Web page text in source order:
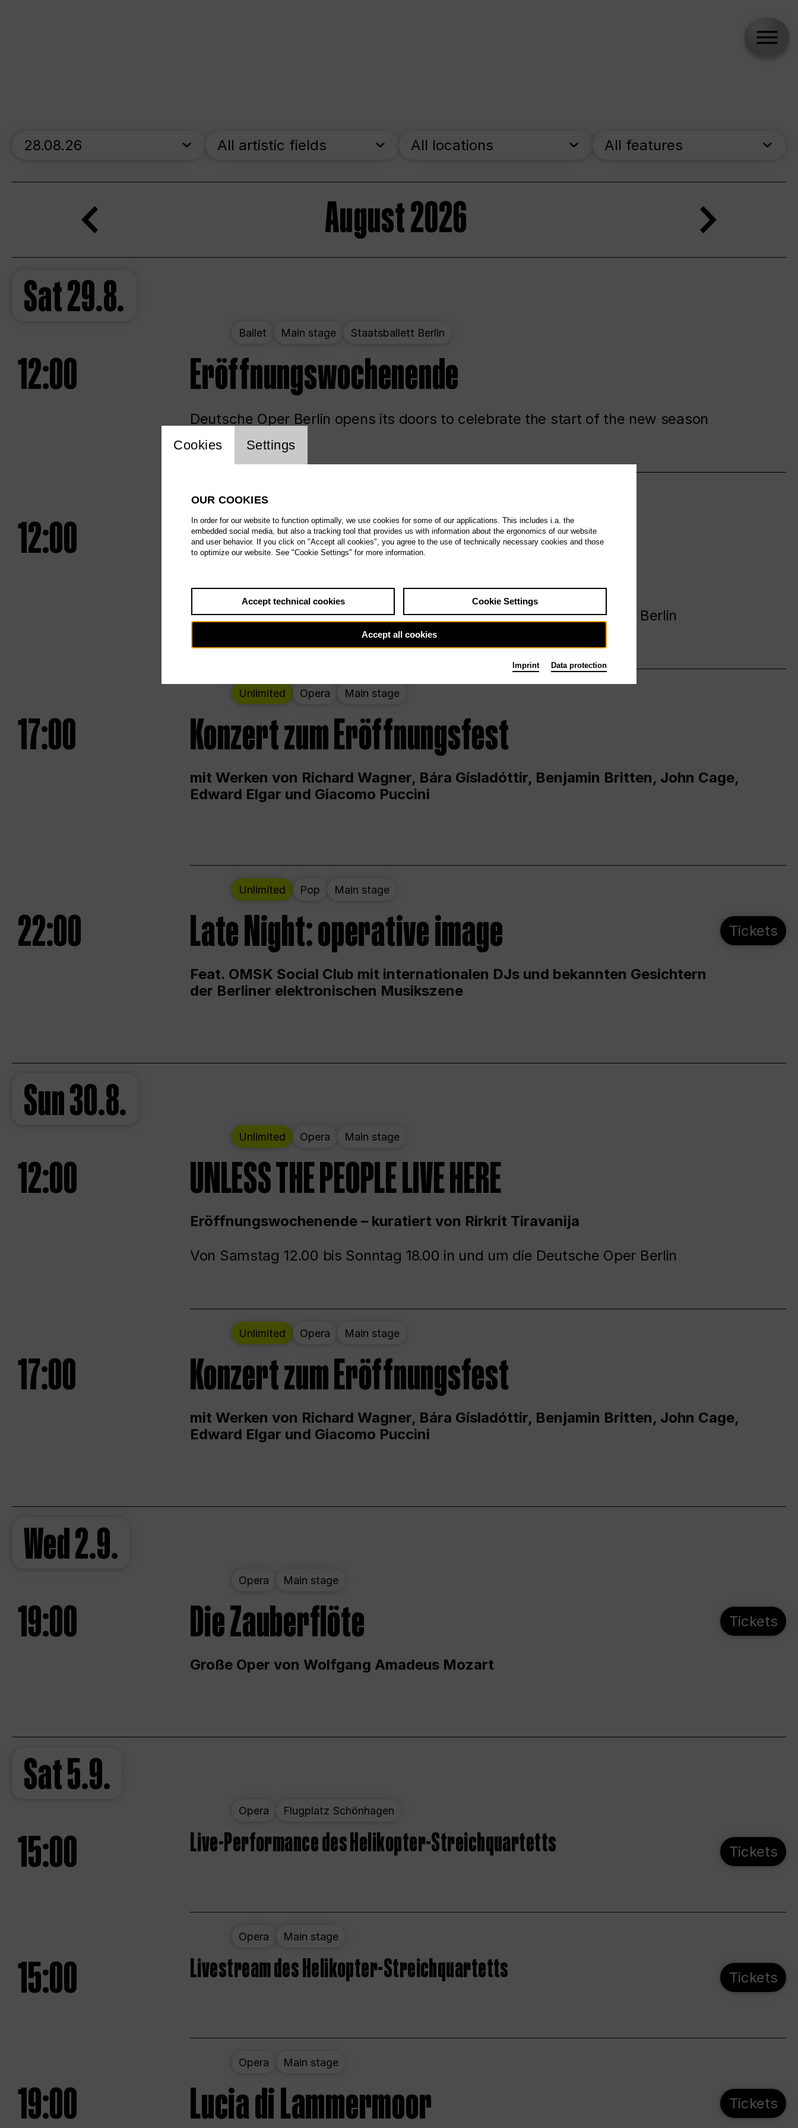
skip_calendar_timeline
Search
All artistic fields All locations All features
August 2026
Sat29.8.
Ballet Main stage Staatsballett Berlin
12:00 Eröffnungswochenende
Deutsche Oper Berlin opens its doors to celebrate the start of the new season
Unlimited
12:00 UNLESS THE PEOPLE LIVE HERE
Von Samstag 12.00 bis Sonntag 18.00 in und um die Deutsche Oper Berlin
Unlimited Opera Main stage
17:00 Konzert zum Eröffnungsfest
mit Werken von Richard Wagner, Bára Gísladóttir, Benjamin Britten, John Cage,
Edward Elgar und Giacomo Puccini
Unlimited Pop Main stage
22:00 Late Night: operative image
Feat. OMSK Social Club mit internationalen DJs und bekannten Gesichtern
der Berliner elektronischen Musikszene
Tickets
Sun30.8.
Unlimited Opera Main stage
12:00 UNLESS THE PEOPLE LIVE HERE
Eröffnungswochenende – kuratiert von Rirkrit Tiravanija
Von Samstag 12.00 bis Sonntag 18.00 in und um die Deutsche Oper Berlin
Unlimited Opera Main stage
17:00 Konzert zum Eröffnungsfest
mit Werken von Richard Wagner, Bára Gísladóttir, Benjamin Britten, John Cage,
Edward Elgar und Giacomo Puccini
Wed2.9.
Opera Main stage
19:00 Die Zauberflöte
Große Oper von Wolfgang Amadeus Mozart
Tickets
Sat5.9.
Opera Flugplatz Schönhagen
15:00 Live-Performance des Helikopter-Streichquartetts Tickets
Opera Main stage
15:00 Livestream des Helikopter-Streichquartetts Tickets
Opera Main stage
19:00 Lucia di Lammermoor Tickets
Website cookie setting
Cookies Settings
OUR COOKIES
In order for our website to function optimally, we use cookies for some of our applications. This includes i.a. the
embedded social media, but also a tracking tool that provides us with information about the ergonomics of our website
and user behavior. If you click on "Accept all cookies", you agree to the use of technically necessary cookies and those
to optimize our website. See "Cookie Settings" for more information.
Accept technical cookies Cookie Settings
Accept all cookies
Imprint Data protection